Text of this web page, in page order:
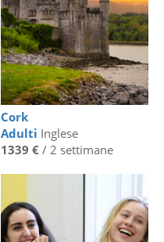
Cork
Adulti Inglese
1339 €/ 2 settimane